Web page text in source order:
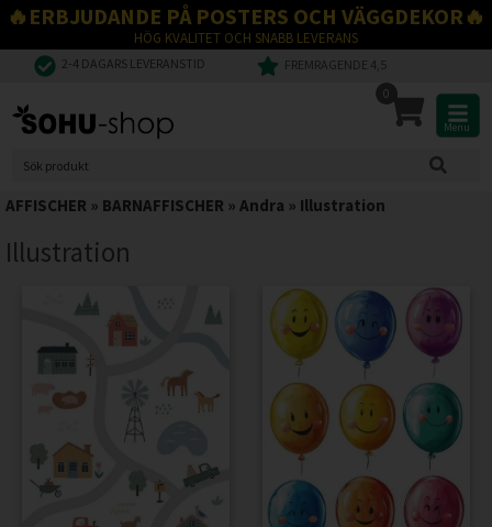
🔥ERBJUDANDE PÅ POSTERS OCH VÄGGDEKOR🔥
HÖG KVALITET OCH SNABB LEVERANS
2-4 DAGARS LEVERANSTID FREMRAGENDE 4,5
0
Menu
AFFISCHER » BARNAFFISCHER » Andra » Illustration
Illustration